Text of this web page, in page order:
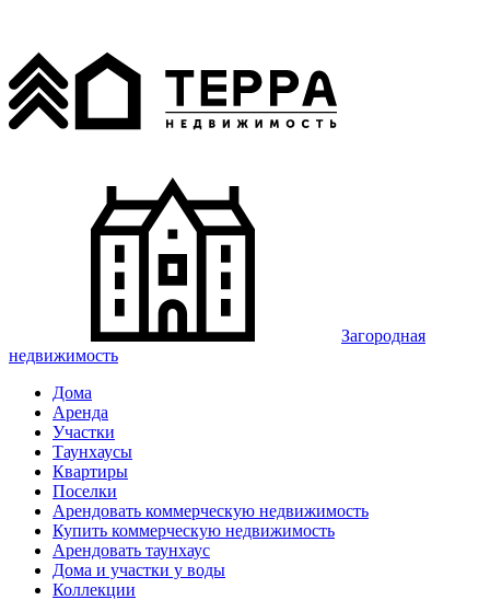
Загородная
недвижимость
Дома
Аренда
Участки
Таунхаусы
Квартиры
Поселки
Арендовать коммерческую недвижимость
Купить коммерческую недвижимость
Арендовать таунхаус
Дома и участки у воды
Коллекции